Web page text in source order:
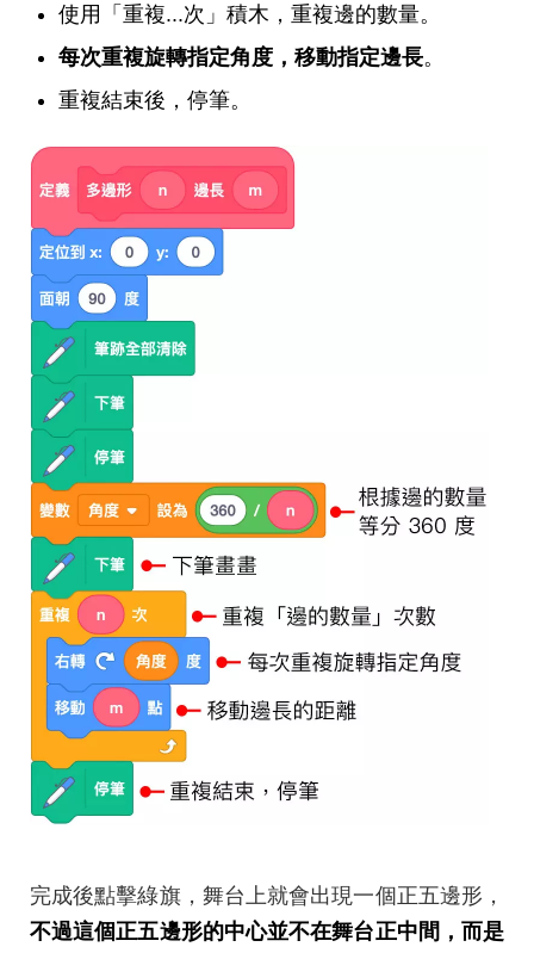
使用「重複...次」積木，重複邊的數量。
每次重複旋轉指定角度，移動指定邊長。
重複結束後，停筆。
完成後點擊綠旗，舞台上就會出現一個正五邊形，
不過這個正五邊形的中心並不在舞台正中間，而是